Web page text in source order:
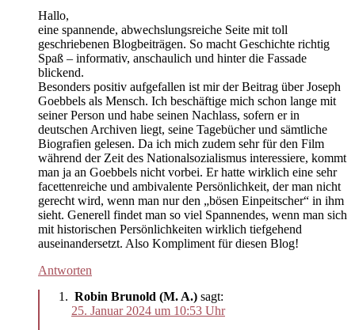
Hallo,
eine spannende, abwechslungsreiche Seite mit toll
geschriebenen Blogbeiträgen. So macht Geschichte richtig
Spaß – informativ, anschaulich und hinter die Fassade
blickend.
Besonders positiv aufgefallen ist mir der Beitrag über Joseph
Goebbels als Mensch. Ich beschäftige mich schon lange mit
seiner Person und habe seinen Nachlass, sofern er in
deutschen Archiven liegt, seine Tagebücher und sämtliche
Biografien gelesen. Da ich mich zudem sehr für den Film
während der Zeit des Nationalsozialismus interessiere, kommt
man ja an Goebbels nicht vorbei. Er hatte wirklich eine sehr
facettenreiche und ambivalente Persönlichkeit, der man nicht
gerecht wird, wenn man nur den „bösen Einpeitscher“ in ihm
sieht. Generell findet man so viel Spannendes, wenn man sich
mit historischen Persönlichkeiten wirklich tiefgehend
auseinandersetzt. Also Kompliment für diesen Blog!
Antworten
Robin Brunold (M. A.) sagt:
25. Januar 2024 um 10:53 Uhr